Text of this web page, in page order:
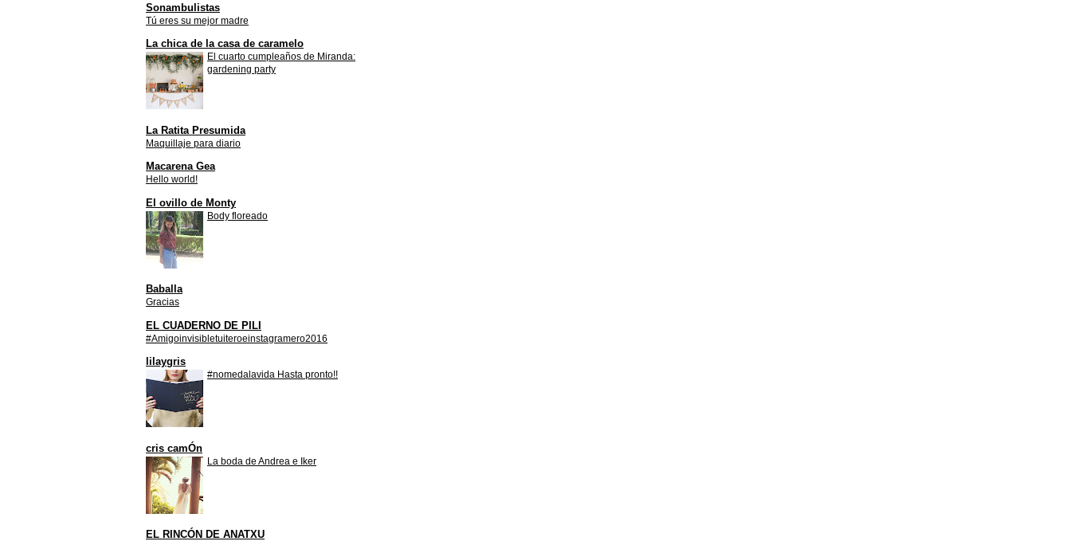
Sonambulistas
Tú eres su mejor madre
La chica de la casa de caramelo
El cuarto cumpleaños de Miranda:
gardening party
La Ratita Presumida
Maquillaje para diario
Macarena Gea
Hello world!
El ovillo de Monty
Body floreado
Baballa
Gracias
EL CUADERNO DE PILI
#Amigoinvisibletuiteroeinstagramero2016
lilaygris
#nomedalavida Hasta pronto!!
cris camÓn
La boda de Andrea e Iker
EL RINCÓN DE ANATXU